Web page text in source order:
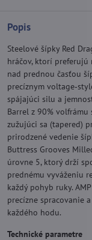
Popis
Steelové šípky Red
hráčov, ktorí
nad prednou časťou
precíznym
spájajúci silu a
Barrel z 90%
zužujúci sa (tapered)
prirodzené vedenie
Buttress Grooves
úrovne 5, ktorý drží
prednému vyváženiu
každý pohyb ruky.
precízne spracovanie
každého hodu.
Technické parametre